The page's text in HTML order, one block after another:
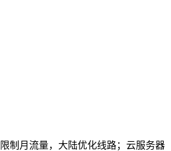
制月流量，大陆优化线路；云服务器